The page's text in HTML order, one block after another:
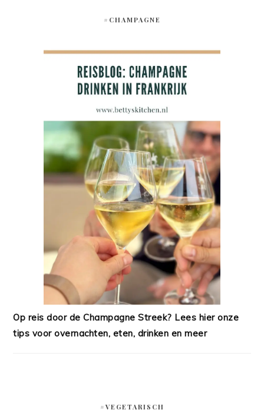
#CHAMPAGNE
Op reis door de Champagne Streek? Lees hier onze
tips voor overnachten, eten, drinken en meer
#VEGETARISCH